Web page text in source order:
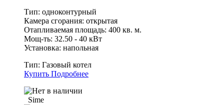
Тип: одноконтурный
Камера сгорания: открытая
Отапливаемая площадь: 400 кв. м.
Мощ-ть: 32.50 - 40 кВт
Установка: напольная
Тип: Газовый котел
Купить Подробнее
Sime